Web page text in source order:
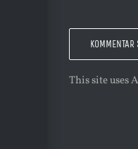
This site uses